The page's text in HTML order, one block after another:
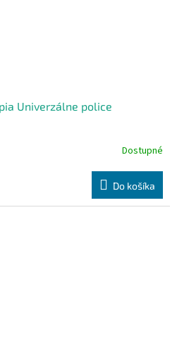
Univerzálne police
Dostupné
Do košíka